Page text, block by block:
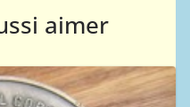
aimer